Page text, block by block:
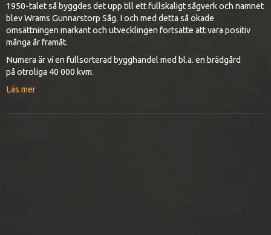
1950-talet så byggdes det upp till ett fullskaligt sågverk och namnet
blev Wrams Gunnarstorp Såg. I och med detta så ökade
omsättningen markant och utvecklingen fortsatte att vara positiv
många år framåt.
Numera är vi en fullsorterad bygghandel med bl.a. en brädgård
på otroliga 40 000 kvm.
Läs mer